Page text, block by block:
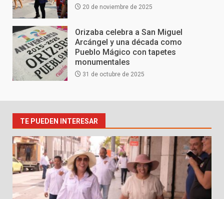
20 de noviembre de 2025
Orizaba celebra a San Miguel
Arcángel y una década como
Pueblo Mágico con tapetes
monumentales
31 de octubre de 2025
TE PUEDEN INTERESAR